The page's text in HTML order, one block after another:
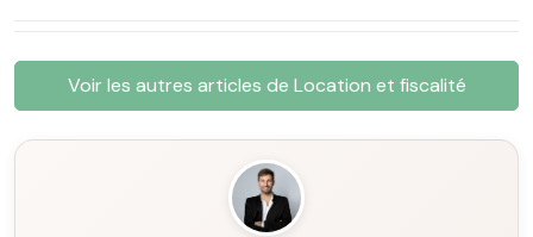
Voir les autres articles de Location et fiscalité